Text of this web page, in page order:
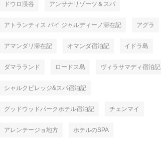
ドウロ渓谷 アンサナリゾーツ＆スパ
アトランティス バイ ジャルディーノ滞在記 アグラ
アマンダリ滞在記 オマンダ宿泊記 イドラ島
ダマラランド ロードス島 ヴィラサマディ宿泊記
シャルクビレッジ&スパ宿泊記
グッドウッドパークホテル宿泊記 チェンマイ
アレンテージョ地方 ホテルのSPA